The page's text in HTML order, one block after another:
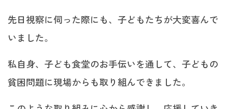
先日視察に伺った際にも、子どもたちが大変喜んで
いました。
私自身、子ども食堂のお手伝いを通して、子どもの
貧困問題に現場からも取り組んできました。